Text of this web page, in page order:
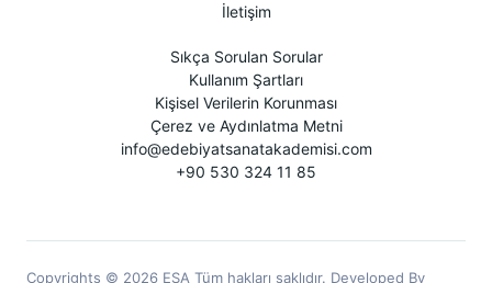
İletişim
Sıkça Sorulan Sorular
Kullanım Şartları
Kişisel Verilerin Korunması
Çerez ve Aydınlatma Metni
info@edebiyatsanatakademisi.com
+90 530 324 11 85
Copyrights © 2026 ESA Tüm hakları saklıdır. Developed By